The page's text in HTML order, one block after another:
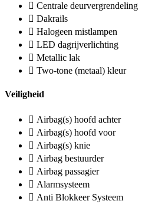
Centrale deurvergrendeling
Dakrails
Halogeen mistlampen
LED dagrijverlichting
Metallic lak
Two-tone (metaal) kleur
Veiligheid
Airbag(s) hoofd achter
Airbag(s) hoofd voor
Airbag(s) knie
Airbag bestuurder
Airbag passagier
Alarmsysteem
Anti Blokkeer Systeem